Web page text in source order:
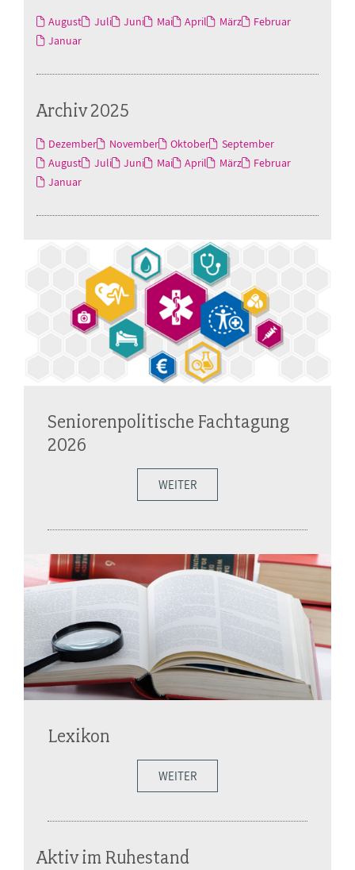
August Juli Juni Mai April März
Februar
Januar
Archiv 2025
Dezember November Oktober
September
August
Juli Juni Mai April März
Februar
Januar
Seniorenpolitische Fachtagung
2026
WEITER
Lexikon
WEITER
Aktiv im Ruhestand